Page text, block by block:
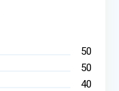
50
50
40